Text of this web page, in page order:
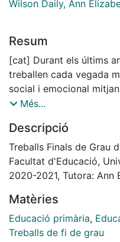
Wilson Daily, Ann
Resum
[cat] Durant els últims
treballen cada vegada
social i emocional
L’objectiu principal del
l’alumnat sobre
primària en relació amb
el desenvolupament dels
portat a terme en un
mestres, dues famílies i
realització d’entrevistes
resultats de l’estudi
Més...
Descripció
Treballs Finals de Grau
Facultat d'Educació,
2020-2021, Tutora: Ann
Matèries
Educació primària,
Treballs de fi de grau